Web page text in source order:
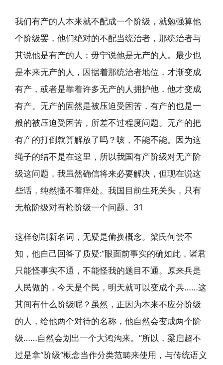
我们有产的人本来就不配成一个阶级，就勉强算他
个阶级罢，他们绝对的不配当统治者，那统治者与
其说他是有产的人；毋宁说他是无产的人。最少也
是本来无产的人，因据着那统治者地位，才渐变成
有产，或者是靠着许多无产的人拥护他，他才变成
有产。无产的固然是被压迫受困苦，有产的也是一
般的被压迫受困苦，所差不过程度问题。无产的把
有产的打倒就算解放了吗？咳，不能不能。因为这
绳子的结不是在这里，所以我国有产阶级对无产阶
级这问题，我虽然确信将来必要解决，但现在说这
些话，纯然搔不着痒处。我国目前生死关头，只有
无枪阶级对有枪阶级一个问题。31
这样创制新名词，无疑是偷换概念。梁氏何尝不
知，他自己回答了质疑:“眼面前事实的确如此，诸君
只能怪事实不通，不能怪我的题目不通。原来兵是
人民做的，今天是个民，明天就可以变成个兵……这
其间有什么阶级呢？虽然，正因为本来不应分阶级
的人，给他两个对待的名称，他自然会变成两个阶
级……自然会划出一个大鸿沟来。”所以，梁启超不
过是拿“阶级”概念当作分类范畴来使用，与传统语义